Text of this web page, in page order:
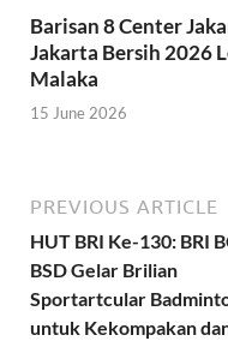
Barisan 8 Center
Jakarta Bersih 2026
Malaka
15 June 2026
PREVIOUS ARTICLE
HUT BRI Ke-130: BRI
BSD Gelar Brilian
Sportartcular
untuk Kekompakan